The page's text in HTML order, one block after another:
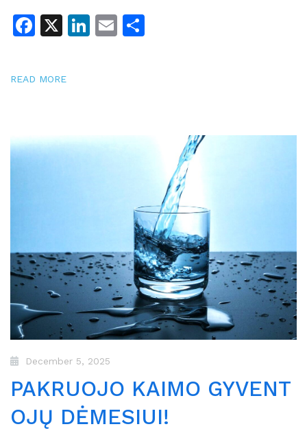
Facebook
X LinkedIn
Email
READ MORE
December 5, 2025
PAKRUOJO KAIMO GYVENT
OJŲ DĖMESIUI!